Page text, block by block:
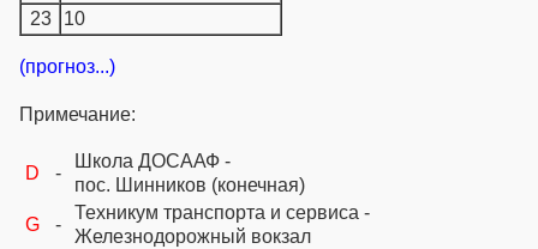
23
10
(прогноз...)
Примечание:
D -
Школа ДОСААФ -
пос. Шинников (конечная)
G
-
Техникум транспорта и сервиса -
Железнодорожный вокзал